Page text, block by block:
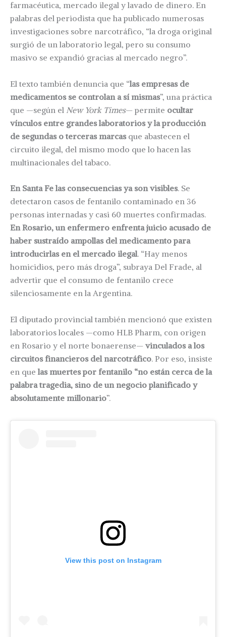
farmacéutica, mercado ilegal y lavado de dinero. En
palabras del periodista que ha publicado numerosas
investigaciones sobre narcotráfico, “la droga original
surgió de un laboratorio legal, pero su consumo
masivo se expandió gracias al mercado negro”.
El texto también denuncia que “las empresas de
medicamentos se controlan a sí mismas”, una práctica
que —según el New York Times— permite ocultar
vínculos entre grandes laboratorios y la producción
de segundas o terceras marcasque abastecen el
circuito ilegal, del mismo modo que lo hacen las
multinacionales del tabaco.
En Santa Fe las consecuencias ya son visibles. Se
detectaron casos de fentanilo contaminado en 36
personas internadas y casi 60 muertes confirmadas.
En Rosario, un enfermero enfrenta juicio acusado de
haber sustraído ampollas del medicamento para
introducirlas en el mercado ilegal. “Hay menos
homicidios, pero más droga”, subraya Del Frade, al
advertir que el consumo de fentanilo crece
silenciosamente en la Argentina.
El diputado provincial también mencionó que existen
laboratorios locales —como HLB Pharm, con origen
en Rosario y el norte bonaerense— vinculados a los
circuitos financieros del narcotráfico. Por eso, insiste
en quelas muertes por fentanilo “no están cerca de la
palabra tragedia, sino de un negocio planificado y
absolutamente millonario”.
View this post on Instagram